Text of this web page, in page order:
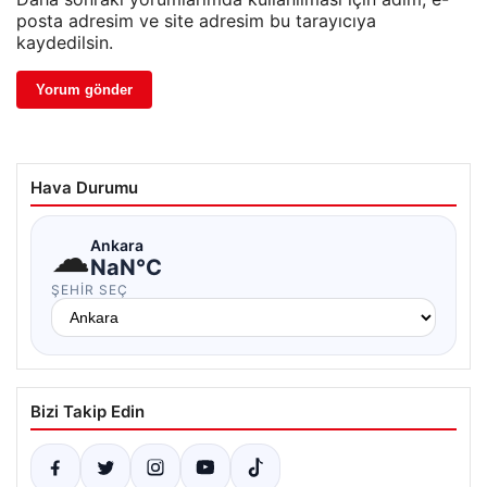
posta adresim ve site adresim bu tarayıcıya
kaydedilsin.
Hava Durumu
☁Ankara
NaN°C
ŞEHIR SEÇ
Bizi Takip Edin